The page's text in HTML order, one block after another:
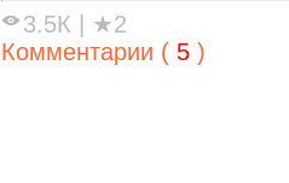
3.5К
★2
Комментарии ( 5 )